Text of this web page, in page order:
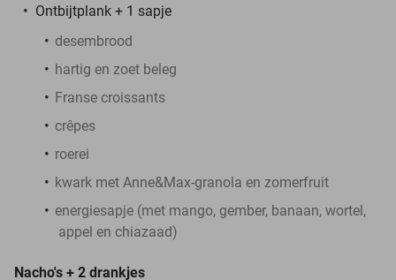
Ontbijtplank + 1 sapje
desembrood
hartig en zoet beleg
Franse croissants
crêpes
roerei
kwark met Anne&Max-granola en zomerfruit
energiesapje (met mango, gember, banaan, wortel,
appel en chiazaad)
Nacho's + 2 drankjes